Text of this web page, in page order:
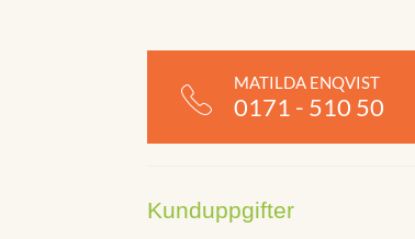
MATILDA ENQVIST
0171 - 510 50
Kunduppgifter